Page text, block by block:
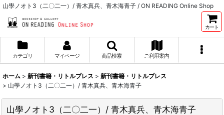
山學ノオト3（二〇二一）/ 青木真兵、青木海青子 / ON READING Online Shop
カート
カテゴリ マイページ 商品検索 ご利用案内
ホーム > 新刊書籍・リトルプレス > 新刊書籍・リトルプレス
> 山學ノオト3（二〇二一）/ 青木真兵、青木海青子
山學ノオト3（二〇二一）/ 青木真兵、青木海青子